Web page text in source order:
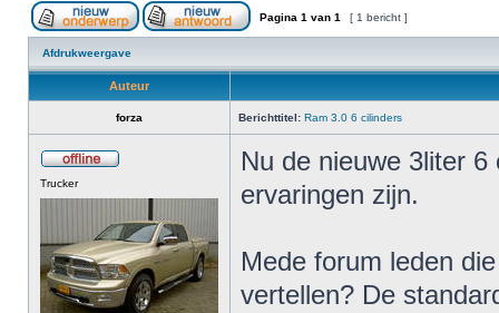
Pagina 1 van 1 [ 1 bericht ]
Afdrukweergave
Auteur
forza Berichttitel: Ram 3.0 6 cilinders
Trucker
Nu de nieuwe 3liter
ervaringen zijn.
Mede forum leden
vertellen? De